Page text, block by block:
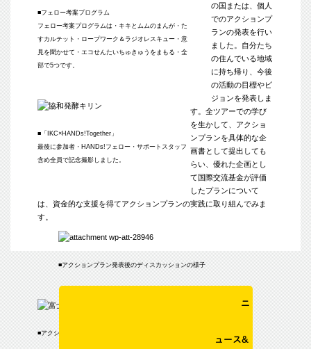
■フェロー考案プログラム
フェロー考案プログラムは・キキとムムのまんが・た
すカルテット・ロープワーク＆ラジオレスキュー・意
見を聞かせて・エコせんたいちゅきゅうをまもる・全
部で5つです。
■「IKC×HANDs!Together」
最後に参加者・HANDs!フェロー・サポートスタッフ
含め全員で記念撮影しました。
の国または、個人
でのアクションプ
ランの発表を行い
ました。自分たち
の住んでいる地域
に持ち帰り、今後
の活動の目標やビ
ジョンを発表しま
す。全ツアーでの学び
を生かして、アクショ
ンプランを具体的な企
画書として提出しても
らい、優れた企画とし
て国際交流基金が評価
したプランについて
は、資金的な支援を得てアクションプランの実践に取り組んでみま
す。
■アクションプラン発表後のディスカッションの様子
■アクションプラン発表の様子①
ニ
ュース&